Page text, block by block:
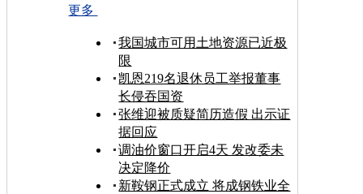
更多
我国城市可用土地资源已近极
限
凯恩219名退休员工举报董事
长侵吞国资
张维迎被质疑简历造假 出示证
据回应
调油价窗口开启4天 发改委未
决定降价
新鞍钢正式成立 将成钢铁业全